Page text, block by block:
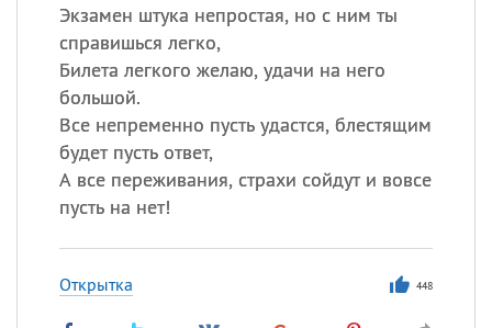
Экзамен штука непростая, но с ним ты
справишься легко,
Билета легкого желаю, удачи на него
большой.
Все непременно пусть удастся, блестящим
будет пусть ответ,
А все переживания, страхи сойдут и вовсе
пусть на нет!
Открытка 448